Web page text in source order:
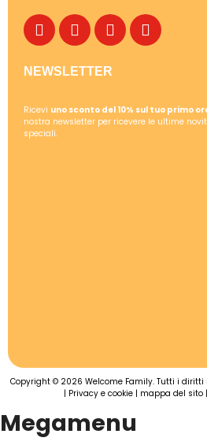
NEWSLETTER
Ricevi uno sconto del 10% sul tuo primo
nostra newsletter per ricevere le ultime
speciali.
Copyright © 2026 Welcome Family. Tutti i diritti
| Privacy e cookie | mappa del sito |
Megamenu